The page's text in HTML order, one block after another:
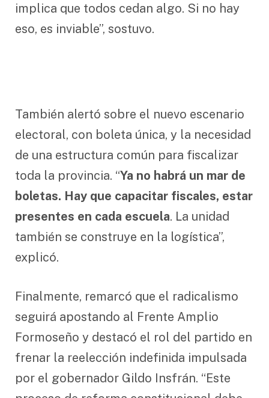
implica que todos cedan algo. Si no hay
eso, es inviable”, sostuvo.
También alertó sobre el nuevo escenario
electoral, con boleta única, y la necesidad
de una estructura común para fiscalizar
toda la provincia. “Ya no habrá un mar de
boletas. Hay que capacitar fiscales, estar
presentes en cada escuela. La unidad
también se construye en la logística”,
explicó.
Finalmente, remarcó que el radicalismo
seguirá apostando al Frente Amplio
Formoseño y destacó el rol del partido en
frenar la reelección indefinida impulsada
por el gobernador Gildo Insfrán. “Este